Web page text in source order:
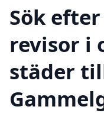
Sök
revisor i
städer